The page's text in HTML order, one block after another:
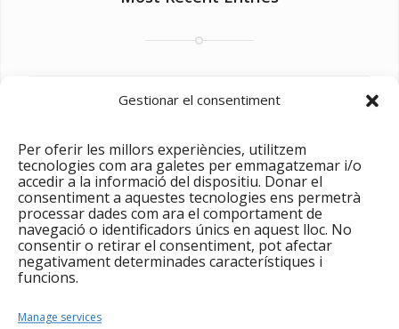
Gestionar el consentiment
Per oferir les millors experiències, utilitzem
tecnologies com ara galetes per emmagatzemar i/o
accedir a la informació del dispositiu. Donar el
consentiment a aquestes tecnologies ens permetrà
processar dades com ara el comportament de
navegació o identificadors únics en aquest lloc. No
consentir o retirar el consentiment, pot afectar
negativament determinades característiques i
funcions.
Manage services